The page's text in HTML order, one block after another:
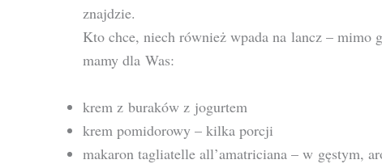
znajdzie.
Kto chce, niech również wpada na lancz – mimo
mamy dla Was:
krem z buraków z jogurtem
krem pomidorowy – kilka porcji
makaron tagliatelle all’amatriciana – w gęstym,